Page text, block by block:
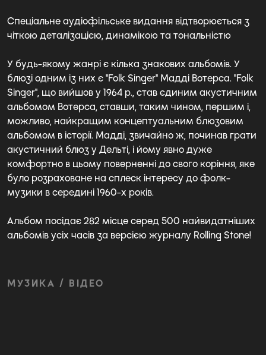
Спеціальне аудіофільське видання відтворюється з
чіткою деталізацією, динамікою та тональністю
У будь-якому жанрі є кілька знакових альбомів. У
блюзі одним із них є "Folk Singer" Мадді Вотерса. "Folk
Singer", що вийшов у 1964 р., став єдиним акустичним
альбомом Вотерса, ставши, таким чином, першим і,
можливо, найкращим концептуальним блюзовим
альбомом в історії. Мадді, звичайно ж, починав грати
акустичний блюз у Дельті, і йому явно дуже
комфортно в цьому поверненні до свого коріння, яке
було розраховане на сплеск інтересу до фолк-
музики в середині 1960-х років.
Альбом посідає 282 місце серед 500 найвидатніших
альбомів усіх часів за версією журналу Rolling Stone!
МУЗИКА / ВІДЕО